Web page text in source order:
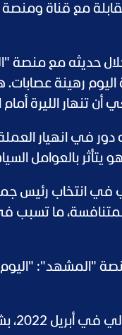
بين 30 و40%، قائلا في
حديثه مع منصة
اليوم رهينة
تنهار الليرة أمام
دور في انهيار
يتأثر بالعوامل
في انتخاب رئيس
ما تسبب
"المشهد":
ومنذ أن